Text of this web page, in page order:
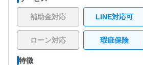
補助金対応 LINE対応可
ローン対応 瑕疵保険
特徴